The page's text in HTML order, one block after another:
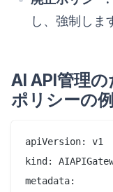
し、強制しま
AI API管理
ポリシーの例
apiVersion: v1
kind:
metadata: